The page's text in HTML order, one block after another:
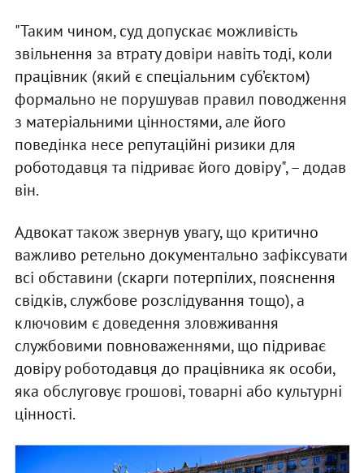
"Таким чином, суд допускає можливість
звільнення за втрату довіри навіть тоді, коли
працівник (який є спеціальним суб’єктом)
формально не порушував правил поводження
з матеріальними цінностями, але його
поведінка несе репутаційні ризики для
роботодавця та підриває його довіру", – додав
він.
Адвокат також звернув увагу, що критично
важливо ретельно документально зафіксувати
всі обставини (скарги потерпілих, пояснення
свідків, службове розслідування тощо), а
ключовим є доведення зловживання
службовими повноваженнями, що підриває
довіру роботодавця до працівника як особи,
яка обслуговує грошові, товарні або культурні
цінності.